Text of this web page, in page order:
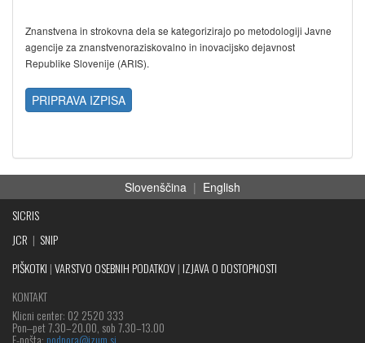
Znanstvena in strokovna dela se kategorizirajo po metodologiji Javne
agencije za znanstvenoraziskovalno in inovacijsko dejavnost
Republike Slovenije (ARIS).
PRIPRAVA IZPISA
Slovenščina | English
SICRIS
JCR | SNIP
PIŠKOTKI |VARSTVO OSEBNIH PODATKOV| IZJAVA O DOSTOPNOSTI
KONTAKT
Klicni center: 02 2520 333
Pon‒pet 7.30–20.00, sob 7.30–13.00
E-pošta: podpora@izum.si